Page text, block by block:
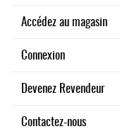
Accédez au magasin
Connexion
Devenez Revendeur
Contactez-nous